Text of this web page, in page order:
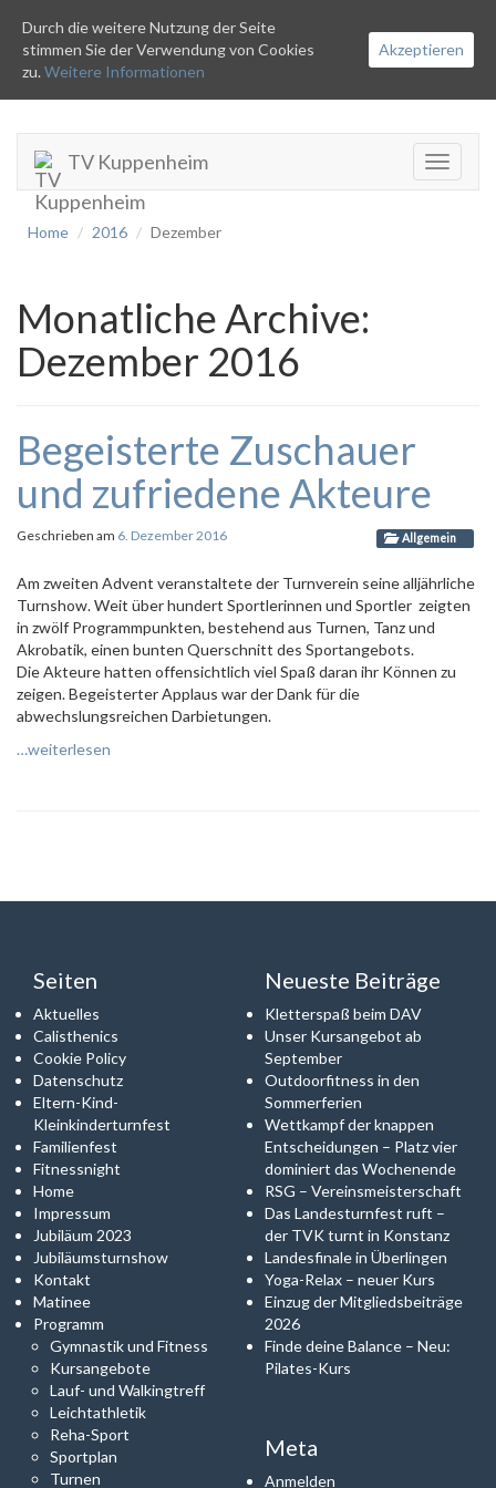
Toggle
TV Kuppenheim
Home 2016 Dezember
Monatliche Archive:
Dezember 2016
Begeisterte Zuschauer
und zufriedene Akteure
Geschrieben am 6. Dezember 2016 Allgemein
Am zweiten Advent veranstaltete der Turnverein seine alljährliche
Turnshow. Weit über hundert Sportlerinnen und Sportler zeigten
in zwölf Programmpunkten, bestehend aus Turnen, Tanz und
Akrobatik, einen bunten Querschnitt des Sportangebots.
Die Akteure hatten offensichtlich viel Spaß daran ihr Können zu
zeigen. Begeisterter Applaus war der Dank für die
abwechslungsreichen Darbietungen.
…weiterlesen
Seiten
Aktuelles
Calisthenics
Cookie Policy
Datenschutz
Eltern-Kind-
Kleinkinderturnfest
Familienfest
Fitnessnight
Home
Impressum
Jubiläum 2023
Jubiläumsturnshow
Kontakt
Matinee
Programm
Gymnastik und Fitness
Kursangebote
Lauf- und Walkingtreff
Leichtathletik
Reha-Sport
Sportplan
Turnen
Neueste Beiträge
Kletterspaß beim DAV
Unser Kursangebot ab
September
Outdoorfitness in den
Sommerferien
Wettkampf der knappen
Entscheidungen – Platz vier
dominiert das Wochenende
RSG – Vereinsmeisterschaft
Das Landesturnfest ruft –
der TVK turnt in Konstanz
Landesfinale in Überlingen
Yoga-Relax – neuer Kurs
Einzug der Mitgliedsbeiträge
2026
Finde deine Balance – Neu:
Pilates-Kurs
Meta
Anmelden
Durch die weitere Nutzung der Seite
stimmen Sie der Verwendung von Cookies
zu. Weitere Informationen
Akzeptieren